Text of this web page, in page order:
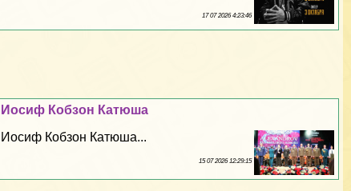
17 07 2026 4:23:46
Иосиф Кобзон Катюша
Иосиф Кобзон Катюша...
15 07 2026 12:29:15